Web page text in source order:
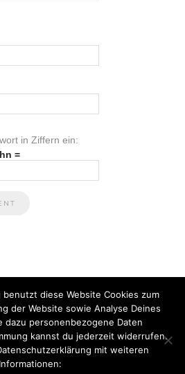
in Ziffern ein:
=
diese Website Cookies zum
der Website sowie Analyse Deines
dazu personenbezogene Daten
kannst du jederzeit widerrufen.
mit weiteren
Informationen: